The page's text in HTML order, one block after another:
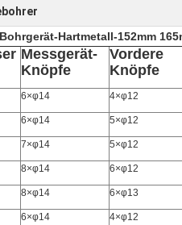
Hartmetall-152mm
Messgerät-
Knöpfe
Vordere
Knöpfe
6×φ14 4×φ12
6×φ14 5×φ12
7×φ14 5×φ12
8×φ14 6×φ12
8×φ14 6×φ13
6×φ14 4×φ12